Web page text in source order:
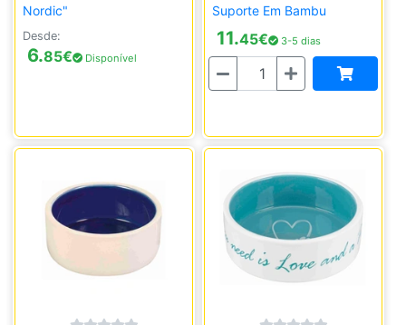
Nordic"
Desde:
6.85€ Disponível
Suporte Em Bambu
11.45€ 3-5 dias
Quantidade